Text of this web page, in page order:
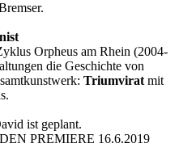
Orpheus am Rhein (2004-
die Geschichte von
Triumvirat mit
ist geplant.
PREMIERE 16.6.2019